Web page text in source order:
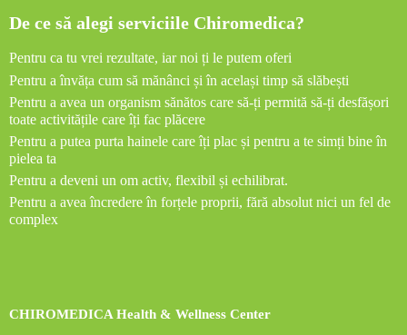
De ce să alegi serviciile Chiromedica?
Pentru ca tu vrei rezultate, iar noi ți le putem oferi
Pentru a învăța cum să mănânci și în același timp să slăbești
Pentru a avea un organism sănătos care să-ți permită să-ți desfășori
toate activitățile care îți fac plăcere
Pentru a putea purta hainele care îți plac și pentru a te simți bine în
pielea ta
Pentru a deveni un om activ, flexibil și echilibrat.
Pentru a avea încredere în forțele proprii, fără absolut nici un fel de
complex
CHIROMEDICA Health & Wellness Center